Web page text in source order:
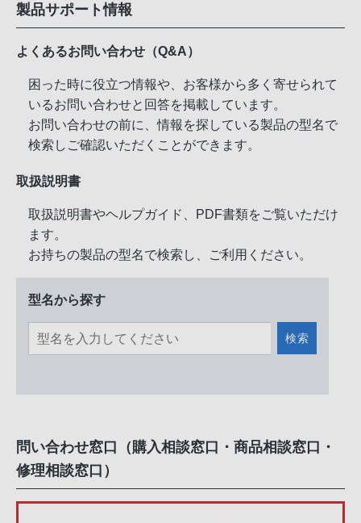
製品サポート情報
よくあるお問い合わせ（Q&A）
困った時に役立つ情報や、お客様から多く寄せられて
いるお問い合わせと回答を掲載しています。
お問い合わせの前に、情報を探している製品の型名で
検索しご確認いただくことができます。
取扱説明書
取扱説明書やヘルプガイド、PDF書類をご覧いただけ
ます。
お持ちの製品の型名で検索し、ご利用ください。
型名から探す
検索
問い合わせ窓口（購入相談窓口・商品相談窓口・
修理相談窓口）